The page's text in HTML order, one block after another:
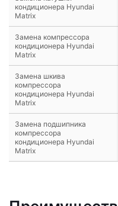
кондиционера Hyundai
Matrix
Замена компрессора
кондиционера Hyundai
Matrix
Замена шкива
компрессора
кондиционера Hyundai
Matrix
Замена подшипника
компрессора
кондиционера Hyundai
Matrix